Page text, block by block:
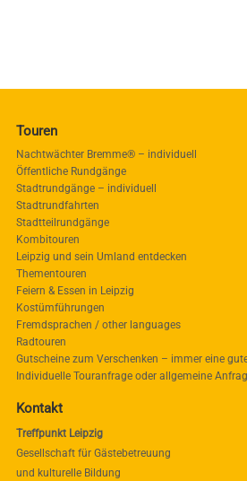
Touren
Nachtwächter Bremme® – individuell
Öffentliche Rundgänge
Stadtrundgänge – individuell
Stadtrundfahrten
Stadtteilrundgänge
Kombitouren
Leipzig und sein Umland entdecken
Thementouren
Feiern & Essen in Leipzig
Kostümführungen
Fremdsprachen / other languages
Radtouren
Gutscheine zum Verschenken – immer eine
Individuelle Touranfrage oder allgemeine
Kontakt
Treffpunkt Leipzig
Gesellschaft für Gästebetreuung
und kulturelle Bildung